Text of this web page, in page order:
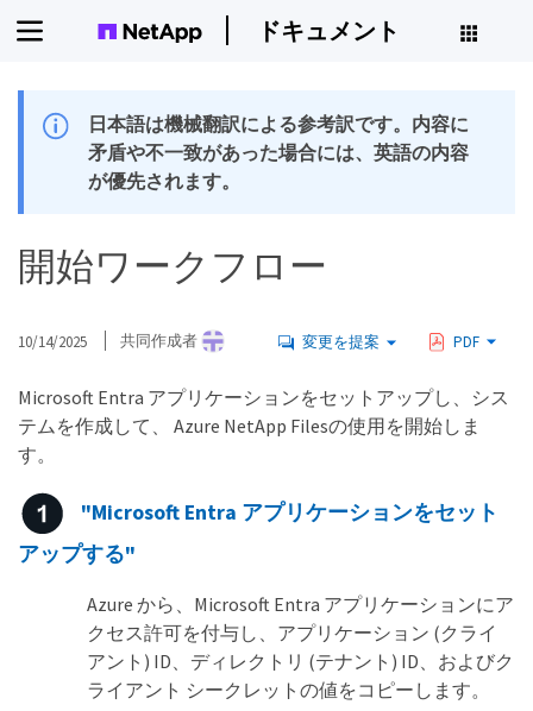
ドキュメント
日本語は機械翻訳による参考訳です。内容に
矛盾や不一致があった場合には、英語の内容
が優先されます。
開始ワークフロー
10/14/2025 共同作成者 変更を提案 PDF
Microsoft Entra アプリケーションをセットアップし、シス
テムを作成して、 Azure NetApp Filesの使用を開始しま
す。
"Microsoft Entra アプリケーションをセット
アップする"
Azure から、Microsoft Entra アプリケーションにア
クセス許可を付与し、アプリケーション (クライ
アント) ID、ディレクトリ (テナント) ID、およびク
ライアント シークレットの値をコピーします。